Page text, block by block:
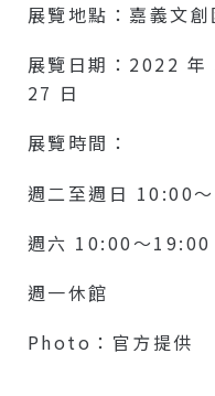
展覽地點：嘉義文創
展覽日期：2022
27 日
展覽時間：
週二至週日 10:00
週六 10:00～19:00
週一休館
Photo：官方提供